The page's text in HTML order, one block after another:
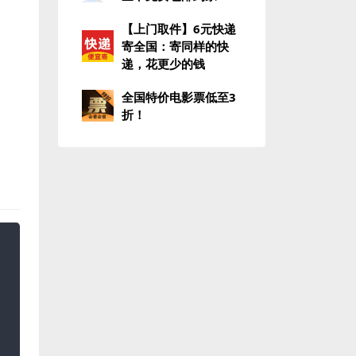
【上门取件】6元快递
寄全国：寄同样的快
递，花更少的钱
全国特价电影票低至3
折！